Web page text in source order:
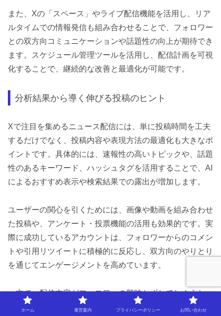
また、Xの「スペース」やライブ配信機能を活用し、リア
ルタイムでの情報発信も組み合わせることで、フォロワー
との双方向コミュニケーションや話題性の向上が期待でき
ます。スケジュール管理ツールを活用し、配信計画を可視
化することで、継続的な改善と最適化が可能です。
分析結果から導く伸びる投稿のヒント
Xで注目を集めるニュース配信には、単に投稿時間を工夫
するだけでなく、投稿内容や表現方法の最適化も大きなポ
イントです。具体的には、速報性の高いトピックや、話題
性のあるキーワード、ハッシュタグを活用することで、AI
によるおすすめ表示や検索結果での露出が増加します。
ユーザーの関心を引くためには、画像や動画を組み合わせ
た投稿や、アンケート・投票機能の活用も効果的です。実
際に成功しているアカウントは、フォロワーからのコメン
トや引用リツイートに積極的に反応し、双方向のやりとり
を通じてエンゲージメントを高めています。
一方で、配信内容がフォロワーの興味とずれてしまうと、
反応が伸び悩むこともあるため、定期的な分析と改善が必
ホーム 運営案内 プライバシーポリシー お問い合わせ